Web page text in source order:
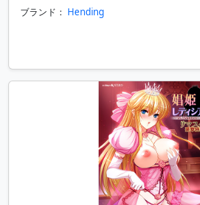
ブランド： Hending